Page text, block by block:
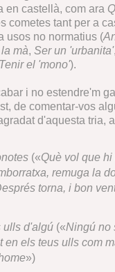
en castellà, com ara
cometes tant per a
usos no normatius (
mà, Ser un 'urbanita',
Tenir el 'mono').
i no estendre'm
de comentar-vos
d'aquesta tria,
(«Què vol que
remuga la
torna, i bon
ulls d'algú(«Ningú no
en els teus ulls com
»)